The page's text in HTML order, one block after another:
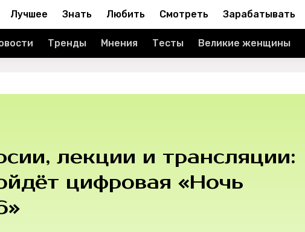
Лучшее Знать Любить Смотреть Зарабатывать
Тренды Мнения Тесты Великие женщины
лекции и трансляции:
цифровая «Ночь